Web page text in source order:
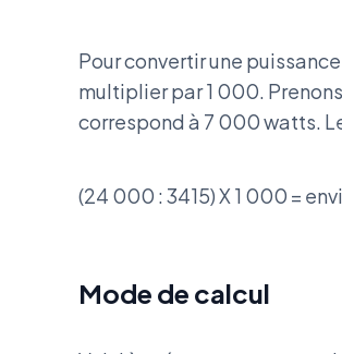
Pour convertir une
multiplier par 1 000.
correspond à 7 000 watts.
(24 000 : 3415) X 1 000 =
Mode de calcul